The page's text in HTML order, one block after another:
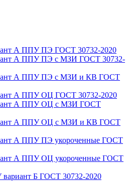
А ППУ ПЭ ГОСТ 30732-2020
А ППУ ПЭ с МЗИ ГОСТ 30732-
А ППУ ПЭ с МЗИ и КВ ГОСТ
А ППУ ОЦ ГОСТ 30732-2020
А ППУ ОЦ с МЗИ ГОСТ
А ППУ ОЦ с МЗИ и КВ ГОСТ
А ППУ ПЭ укороченные ГОСТ
А ППУ ОЦ укороченные ГОСТ
Б ГОСТ 30732-2020